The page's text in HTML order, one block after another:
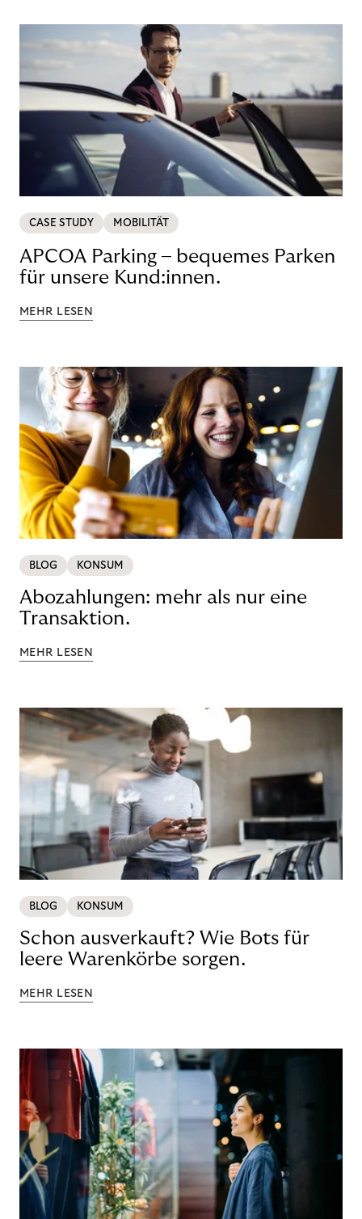
CASE STUDY MOBILITÄT
APCOA Parking – bequemes Parken
für unsere Kund:innen.
MEHR LESEN
BLOG KONSUM
Abozahlungen: mehr als nur eine
Transaktion.
MEHR LESEN
BLOG KONSUM
Schon ausverkauft? Wie Bots für
leere Warenkörbe sorgen.
MEHR LESEN